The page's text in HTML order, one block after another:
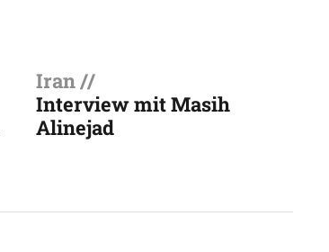
Iran //
Interview mit Masih
Alinejad